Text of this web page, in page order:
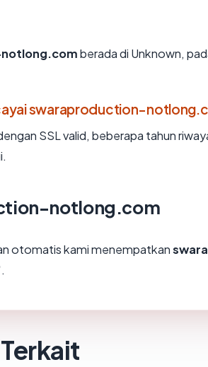
berada di Unknown,
swaraproduction-
SSL valid, beberapa tahun
notlong.com
otomatis kami menempatkan